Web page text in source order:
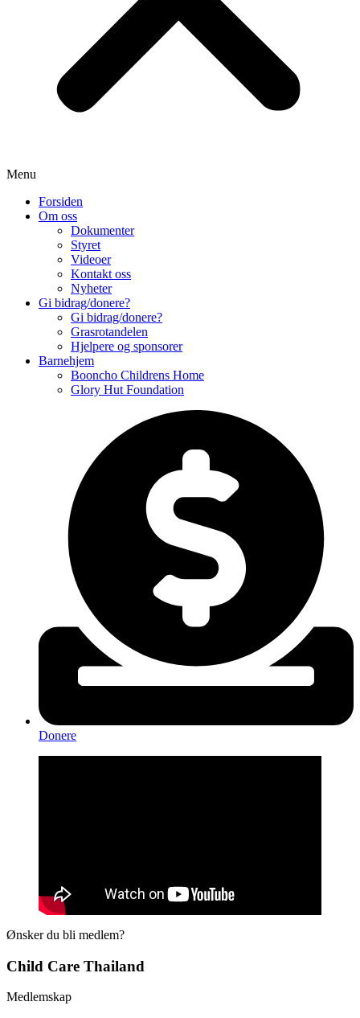
Menu
Forsiden
Om oss
Dokumenter
Styret
Videoer
Kontakt oss
Nyheter
Gi bidrag/donere?
Gi bidrag/donere?
Grasrotandelen
Hjelpere og sponsorer
Barnehjem
Booncho Childrens Home
Glory Hut Foundation
Donere
Ønsker du bli medlem?
Child Care Thailand
Medlemskap